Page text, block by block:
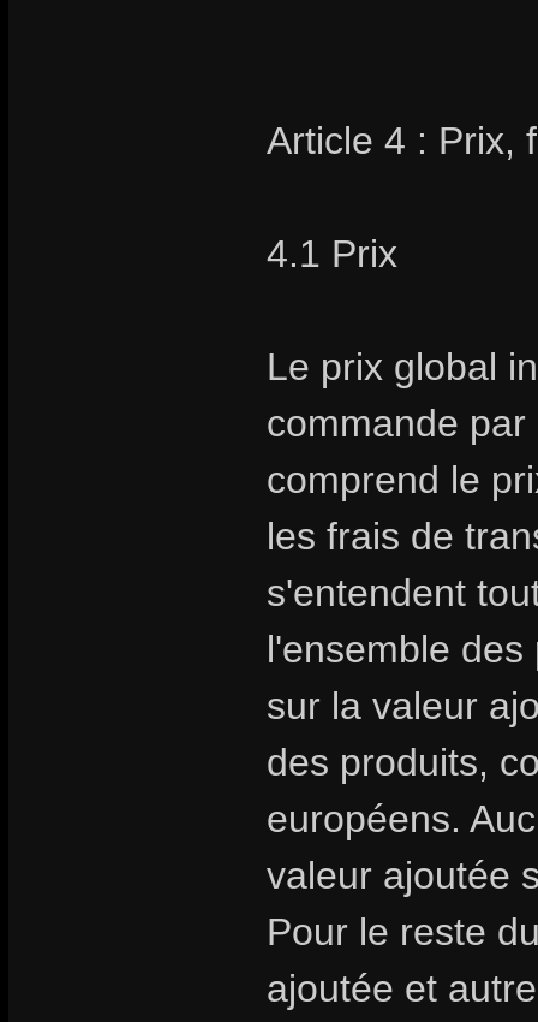
Article 4 : Prix,
4.1 Prix
Le prix global
commande
comprend le
les frais de
s'entendent
l'ensemble
sur la valeur
des produits,
européens.
valeur ajoutée
Pour le reste
ajoutée et